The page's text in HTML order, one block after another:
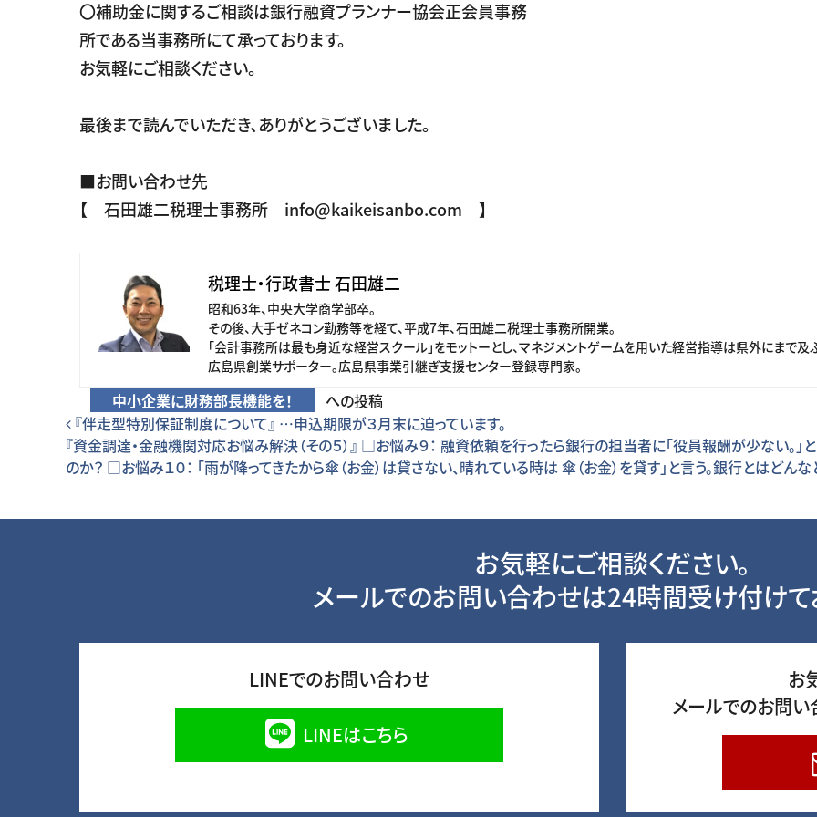
〇補助金に関するご相談は銀行融資プランナー協会正会員事務
所である当事務所にて承っております。
お気軽にご相談ください。
最後まで読んでいただき、ありがとうございました。
■お問い合わせ先
【 石田雄二税理士事務所 info@kaikeisanbo.com 】
税理士・行政書士 石田雄二
昭和63年、中央大学商学部卒。
その後、大手ゼネコン勤務等を経て、平成7年、石田雄二税理士事務所開業。
「会計事務所は最も身近な経営スクール」をモットーとし、マネジメントゲームを用いた経営指導は県外にまで及
広島県創業サポーター。広島県事業引継ぎ支援センター登録専門家。
中小企業に財務部長機能を！ への投稿
投稿ナビゲーション
『伴走型特別保証制度について』 …申込期限が３月末に迫っています。
『資金調達・金融機関対応お悩み解決（その５）』 □お悩み９： 融資依頼を行ったら銀行の担当者に「役員報酬が少ない。
のか？ □お悩み１０： 「雨が降ってきたから傘（お金）は貸さない、晴れている時は 傘（お金）を貸す」と言う。銀行とはどん
お気軽にご相談ください。
メールでのお問い合わせは24時間受け付けて
LINEでのお問い合わせ
LINEはこちら
お
メールでのお問い